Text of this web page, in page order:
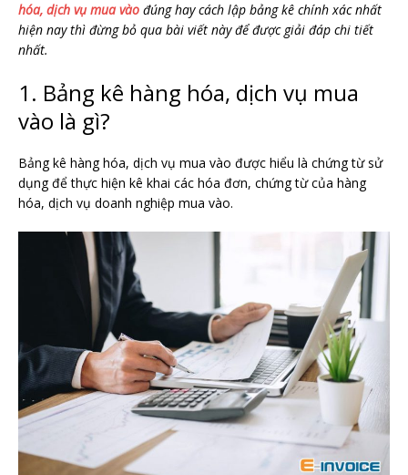
hóa, dịch vụ mua vào đúng hay cách lập bảng kê chính xác nhất
hiện nay thì đừng bỏ qua bài viết này để được giải đáp chi tiết
nhất.
1. Bảng kê hàng hóa, dịch vụ mua
vào là gì?
Bảng kê hàng hóa, dịch vụ mua vào được hiểu là chứng từ sử
dụng để thực hiện kê khai các hóa đơn, chứng từ của hàng
hóa, dịch vụ doanh nghiệp mua vào.